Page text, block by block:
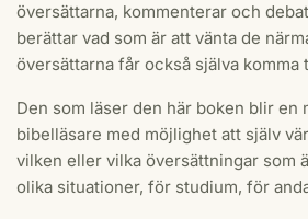
översättarna, kommenterar och
berättar vad som är att vänta de
översättarna får också själva komma
Den som läser den här boken blir en
bibelläsare med möjlighet att själv
vilken eller vilka översättningar som
olika situationer, för studium, för